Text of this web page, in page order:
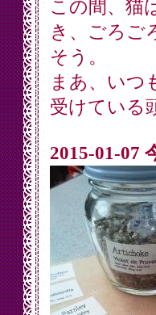
この間、猫
き、ごろご
そう。
まあ、いつ
受けている
2015-01-07